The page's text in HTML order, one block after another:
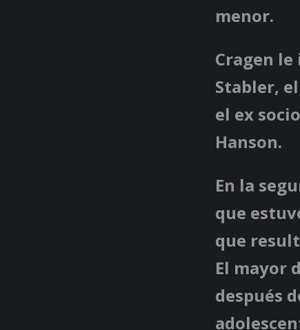
menor.
Cragen
Stabler,
el ex
Hanson.
En la
que
que
El mayor
después